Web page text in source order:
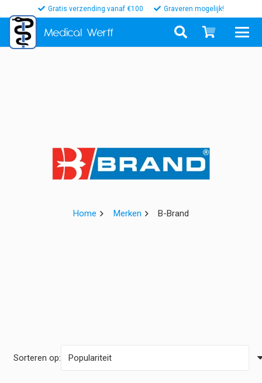
Gratis verzending vanaf €100 Graveren mogelijk!
Medical Werff
Home Merken B-Brand
Sorteren op: